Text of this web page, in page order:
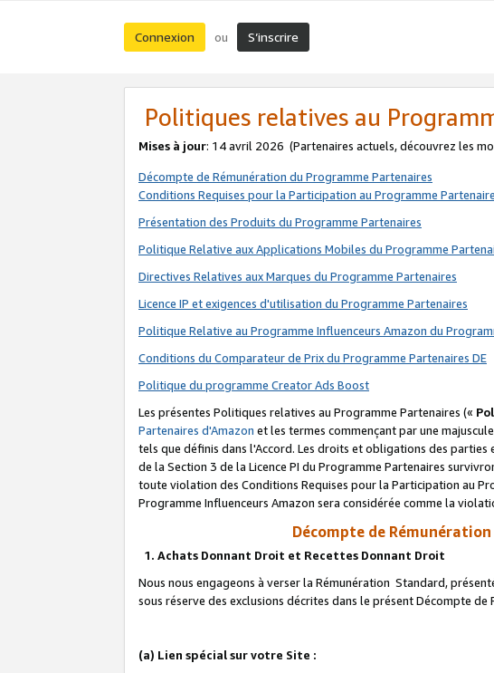
Connexion ou S’inscrire
Politiques relatives au
Mises à jour: 14 avril 2026 (Partenaires actuels, découvrez les
Décompte de Rémunération du Programme Partenaires
Conditions Requises pour la Participation au Programme
Présentation des Produits du Programme Partenaires
Politique Relative aux Applications Mobiles du Programme
Directives Relatives aux Marques du Programme Partenaires
Licence IP et exigences d'utilisation du Programme Partenaires
Politique Relative au Programme Influenceurs Amazon du
Conditions du Comparateur de Prix du Programme Partenaires DE
Politique du programme Creator Ads Boost
Les présentes Politiques relatives au Programme Partenaires («
Partenaires d'Amazon et les termes commençant par une
tels que définis dans l'Accord. Les droits et obligations des
de la Section 3 de la Licence PI du Programme Partenaires
toute violation des Conditions Requises pour la Participation au
Programme Influenceurs Amazon sera considérée comme la
Décompte de
1. Achats Donnant Droit et Recettes Donnant Droit
Nous nous engageons à verser la Rémunération Standard,
sous réserve des exclusions décrites dans le présent Décompte de
(a) Lien spécial sur votre Site :